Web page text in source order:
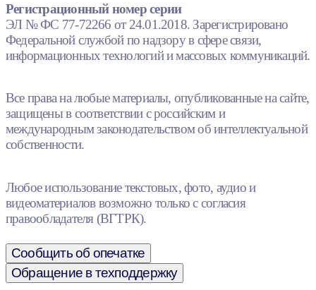
Регистрационный номер серии
ЭЛ № ФС 77-72266 от 24.01.2018. Зарегистрировано
Федеральной службой по надзору в сфере связи,
информационных технологий и массовых коммуникаций.
Все права на любые материалы, опубликованные на сайте,
защищены в соответствии с российским и
международным законодательством об интеллектуальной
собственности.
Любое использование текстовых, фото, аудио и
видеоматериалов возможно только с согласия
правообладателя (ВГТРК).
Сообщить об опечатке
Обращение в техподдержку